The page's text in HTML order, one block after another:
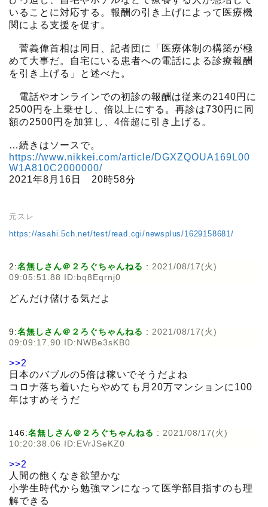
いることに対応する。報酬の引き上げによって医療機
関による支援を促す。
菅義偉首相は同日、記者団に「医療体制の構築が極
めて大事だ。自宅にいる患者への電話による診療報酬
を引き上げる」と述べた。
電話やオンラインでの初診の報酬は従来の2140円に
2500円を上乗せし、倍以上にする。再診は730円に同
額の2500円を加算し、4倍超に引き上げる。
…続きはソースで。
https://www.nikkei.com/article/DGXZQOUA169L00
W1A810C2000000/
2021年8月16日 20時58分
元スレ
https://asahi.5ch.net/test/read.cgi/newsplus/1629158681/
2:名無しさん＠２ろぐちゃんねる : 2021/08/17(火)
09:05:51.88 ID:bq8Eqrnj0
どんだけ儲ける気だよ
9:名無しさん＠２ろぐちゃんねる : 2021/08/17(火)
09:09:17.90 ID:NWBe3sKB0
>>2
日本のバブルの5倍は稼いでそうだよね
コロナ落ち着いたらやめても月20万マンションに100
年はすめそうだ
146:名無しさん＠２ろぐちゃんねる : 2021/08/17(火)
10:20:38.06 ID:EVrJSeKZ0
>>2
人間の飽くなき欲望かな
小学生時代から勉強マンになって医学部目指すのも理
解できる